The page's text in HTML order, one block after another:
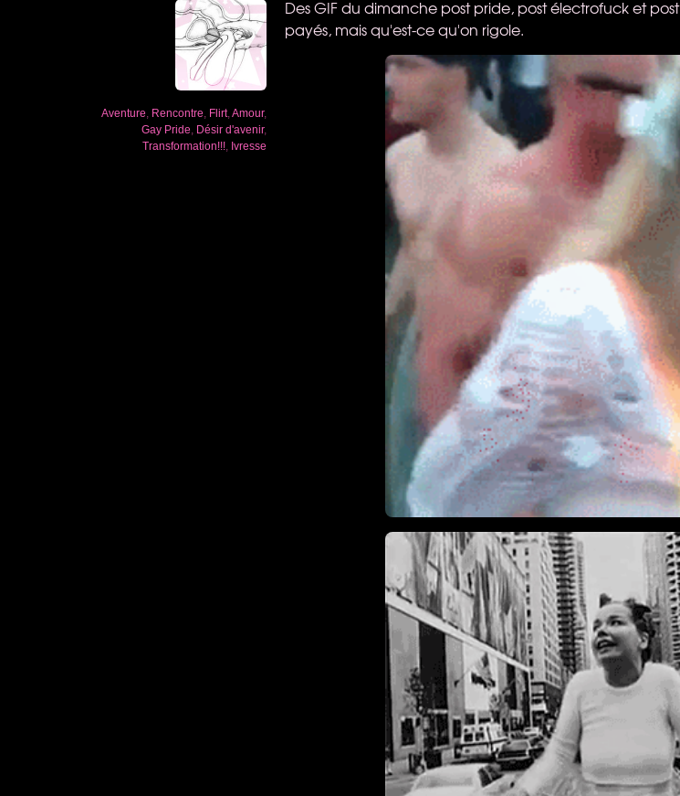
Aventure Rencontre Flirt, Amour,
Gay Pride Désir d'avenir,
Transformation!!! Ivresse
DesGIFdu dimanche post pride, post électrofuck et
payés, mais qu'est-ce qu'on rigole.